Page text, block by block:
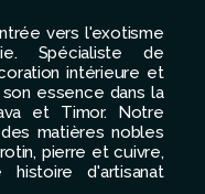
vers l'exotisme
Spécialiste de
intérieure et
essence dans la
et Timor. Notre
matières nobles
pierre et cuivre,
d'artisanat